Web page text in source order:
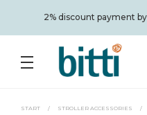
2% discount payment
START / STROLLER ACCESSORIES /